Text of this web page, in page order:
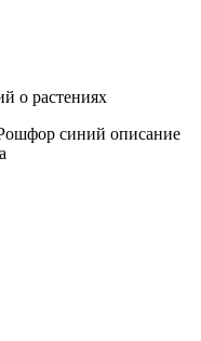
о растениях
синий описание